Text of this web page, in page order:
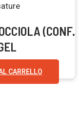
(CONF.
CARRELLO